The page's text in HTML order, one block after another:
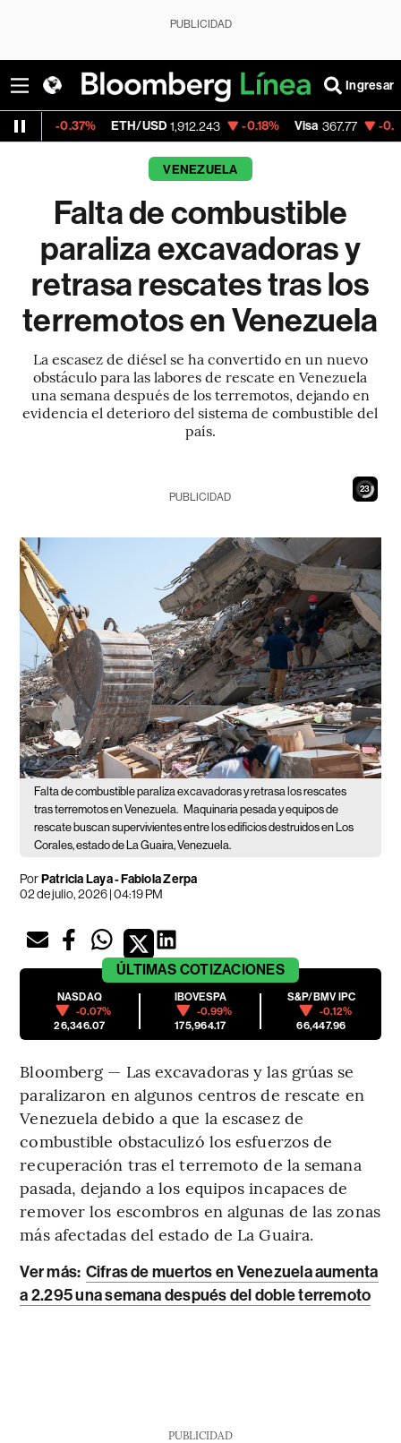
PUBLICIDAD
Ingresar
ETH/USD 1,912.243 -0.18% Visa 367.77 -0.21%
VENEZUELA
Falta de combustible
paraliza excavadoras y
retrasa rescates tras los
terremotos en Venezuela
La escasez de diésel se ha convertido en un nuevo
obstáculo para las labores de rescate en Venezuela
una semana después de los terremotos, dejando en
evidencia el deterioro del sistema de combustible del
país.
21
PUBLICIDAD
Falta de combustible paraliza excavadoras y retrasa los rescates
tras terremotos en Venezuela. Maquinaria pesada y equipos de
rescate buscan supervivientes entre los edificios destruidos en Los
Corales, estado de La Guaira, Venezuela.
PorPatricia Laya - Fabiola Zerpa
02 de julio, 2026 | 04:19 PM
ÚLTIMAS COTIZACIONES
NASDAQ
-0.07%
26,346.07
IBOVESPA
-0.99%
175,964.17
S&P/BMV IPC
-0.12%
66,447.96
Bloomberg — Las excavadoras y las grúas se
paralizaron en algunos centros de rescate en
Venezuela debido a que la escasez de
combustible obstaculizó los esfuerzos de
recuperación tras el terremoto de la semana
pasada, dejando a los equipos incapaces de
remover los escombros en algunas de las zonas
más afectadas del estado de La Guaira.
Ver más: Cifras de muertos en Venezuela aumenta
a 2.295 una semana después del doble terremoto
PUBLICIDAD